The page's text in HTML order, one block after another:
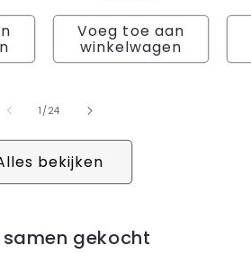
prijs
Voeg toe aan
winkelwagen
1 / van
24
bekijken
gekocht